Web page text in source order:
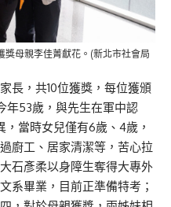
獎母親李佳菁獻花。(新北市社會局
長，共10位獲獎，每位獲頒
年53歲，與先生在軍中認
當時女兒僅有6歲、4歲，
廚工、居家清潔等，苦心拉
石彥柔以身障生奪得大專外
系畢業，目前正準備特考；